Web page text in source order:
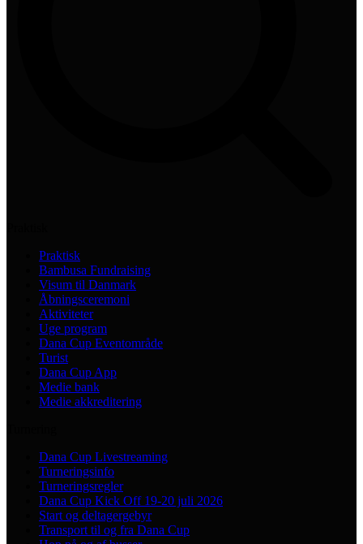
Praktisk
Bambusa Fundraising
Visum til Danmark
Åbningsceremoni
Aktiviteter
Uge program
Dana Cup Eventområde
Turist
Dana Cup App
Medie bank
Medie akkreditering
Dana Cup Livestreaming
Turneringsinfo
Turneringsregler
Dana Cup Kick Off 19-20 juli 2026
Start og deltagergebyr
Transport til og fra Dana Cup